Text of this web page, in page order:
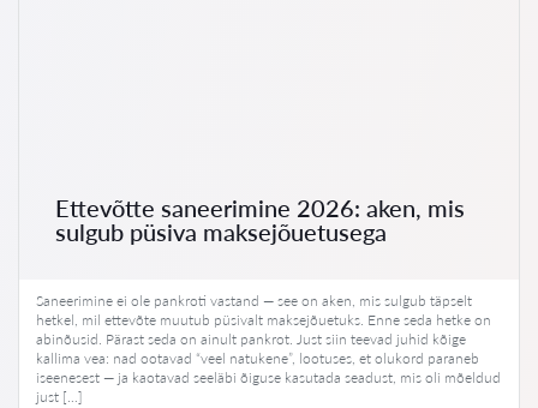
Ettevõtte saneerimine 2026: aken, mis
sulgub püsiva maksejõuetusega
Saneerimine ei ole pankroti vastand — see on aken, mis sulgub täpselt
hetkel, mil ettevõte muutub püsivalt maksejõuetuks. Enne seda hetke on
abinõusid. Pärast seda on ainult pankrot. Just siin teevad juhid kõige
kallima vea: nad ootavad “veel natukene”, lootuses, et olukord paraneb
iseenesest — ja kaotavad seeläbi õiguse kasutada seadust, mis oli mõeldud
just […]